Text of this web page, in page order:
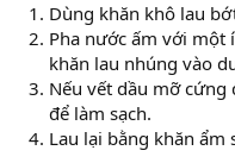
Dùng khăn khô lau
Pha nước ấm với một
khăn lau nhúng vào
Nếu vết dầu mỡ cứng
để làm sạch.
Lau lại bằng khăn ẩm